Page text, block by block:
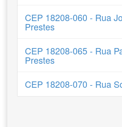
CEP 18208-060 - Rua
Prestes
CEP 18208-065 - Rua
Prestes
CEP 18208-070 - Rua